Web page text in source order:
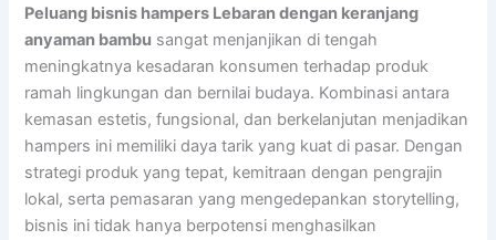
Peluang bisnis hampers Lebaran dengan keranjang
anyaman bambu sangat menjanjikan di tengah
meningkatnya kesadaran konsumen terhadap produk
ramah lingkungan dan bernilai budaya. Kombinasi antara
kemasan estetis, fungsional, dan berkelanjutan menjadikan
hampers ini memiliki daya tarik yang kuat di pasar. Dengan
strategi produk yang tepat, kemitraan dengan pengrajin
lokal, serta pemasaran yang mengedepankan storytelling,
bisnis ini tidak hanya berpotensi menghasilkan